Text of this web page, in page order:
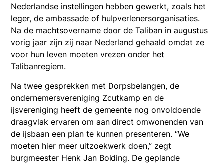
Nederlandse instellingen hebben gewerkt, zoals het
leger, de ambassade of hulpverlenersorganisaties.
Na de machtsovername door de Taliban in augustus
vorig jaar zijn zij naar Nederland gehaald omdat ze
voor hun leven moeten vrezen onder het
Talibanregiem.
Na twee gesprekken met Dorpsbelangen, de
ondernemersvereniging Zoutkamp en de
ijsvereniging heeft de gemeente nog onvoldoende
draagvlak ervaren om aan direct omwonenden van
de ijsbaan een plan te kunnen presenteren. “We
moeten hier meer uitzoekwerk doen,” zegt
burgmeester Henk Jan Bolding. De geplande